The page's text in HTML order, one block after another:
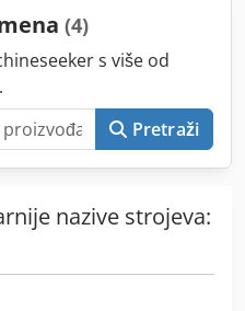
(4)
s više od
Pretraži
nazive strojeva: